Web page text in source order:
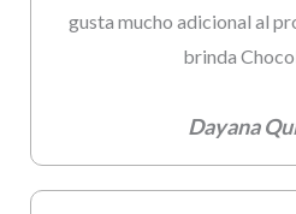
gusta mucho adicional al
brinda
Dayana